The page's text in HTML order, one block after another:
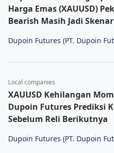
Harga Emas (XAUUSD)
Bearish Masih Jadi
Dupoin Futures (PT. Dupoin
Local companies
XAUUSD Kehilangan
Dupoin Futures Prediksi
Sebelum Reli Berikutnya
Dupoin Futures (PT. Dupoin